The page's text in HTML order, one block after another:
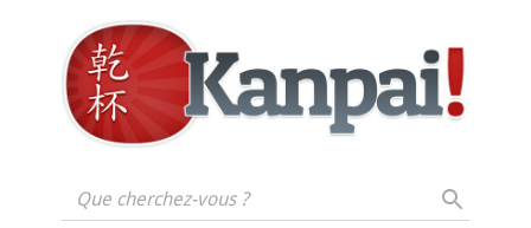
Que cherchez-vous ?